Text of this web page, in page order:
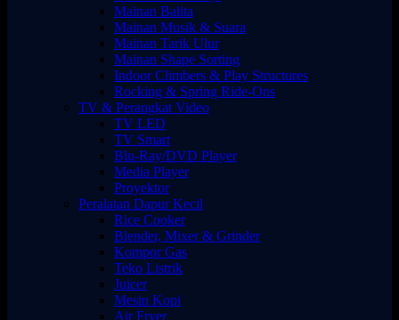
Mainan Balita
Mainan Musik & Suara
Mainan Tarik Ulur
Mainan Shape Sorting
Indoor Climbers & Play Structures
Rocking & Spring Ride-Ons
TV & Perangkat Video
TV LED
TV Smart
Blu-Ray/DVD Player
Media Player
Proyektor
Peralatan Dapur Kecil
Rice Cooker
Blender, Mixer & Grinder
Kompor Gas
Teko Listrik
Juicer
Mesin Kopi
Air Fryer